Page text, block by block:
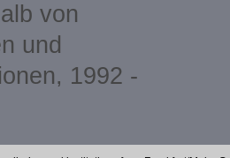
von
und
1992 -